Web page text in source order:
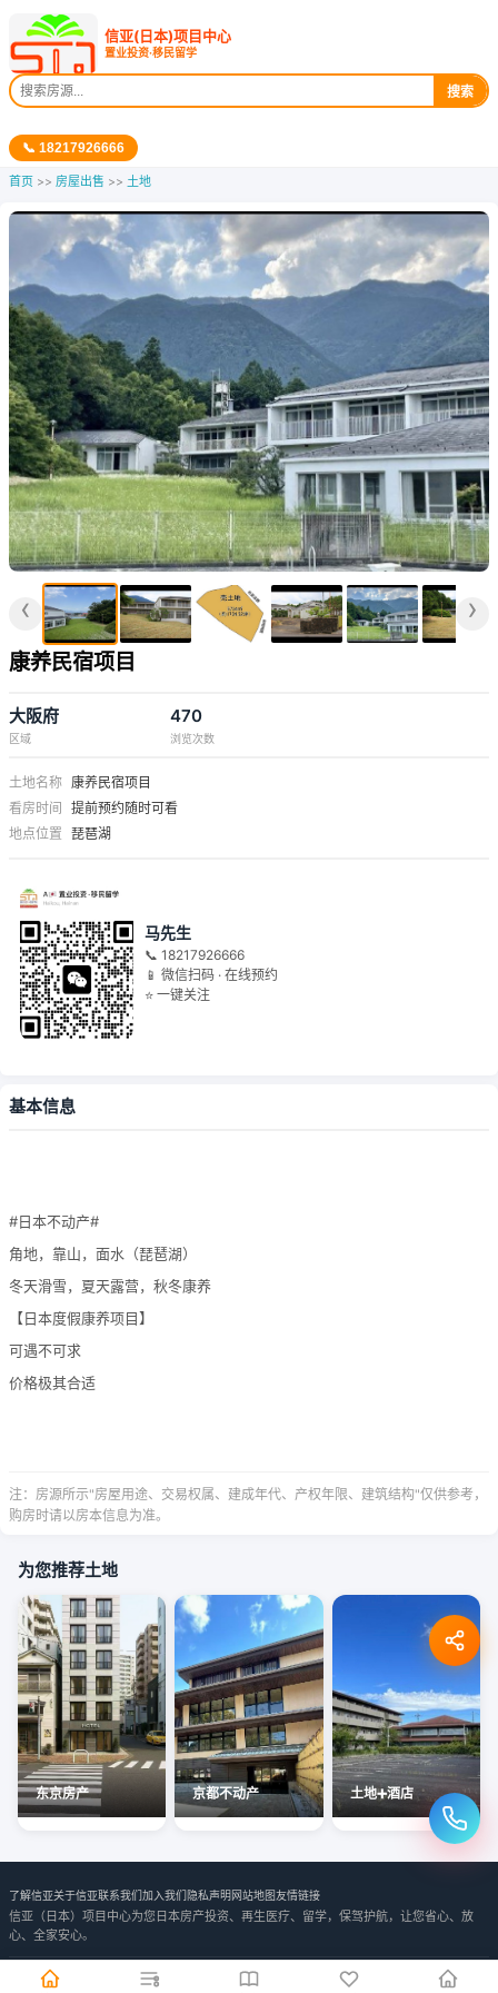
信亚(日本)项目中心
置业投资·移民留学
搜索
📞 18217926666
首页 >> 房屋出售 >> 土地
‹ ›
康养民宿项目
大阪府
区域
470
浏览次数
土地名称 康养民宿项目
看房时间
提前预约随时可看
地点位置 琵琶湖
马先生
📞 18217926666
📱 微信扫码 · 在线预约
⭐ 一键关注
基本信息
#日本不动产#
角地，靠山，面水（琵琶湖）
冬天滑雪，夏天露营，秋冬康养
【日本度假康养项目】
可遇不可求
价格极其合适
注：房源所示"房屋用途、交易权属、建成年代、产权年限、建筑结构"仅供参考，
购房时请以房本信息为准。
为您推荐土地
东京房产 京都不动产 土地➕酒店
了解信亚关于信亚联系我们加入我们 隐私声明 网站地图友情链接
信亚（日本）项目中心为您日本房产投资、再生医疗、留学，保驾护航，让您省心、放
心、全家安心。